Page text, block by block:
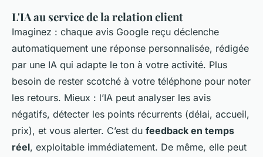
L'IA au service de la relation client
Imaginez : chaque avis Google reçu déclenche
automatiquement une réponse personnalisée, rédigée
par une IA qui adapte le ton à votre activité. Plus
besoin de rester scotché à votre téléphone pour noter
les retours. Mieux : l’IA peut analyser les avis
négatifs, détecter les points récurrents (délai, accueil,
prix), et vous alerter. C’est du feedback en temps
réel, exploitable immédiatement. De même, elle peut